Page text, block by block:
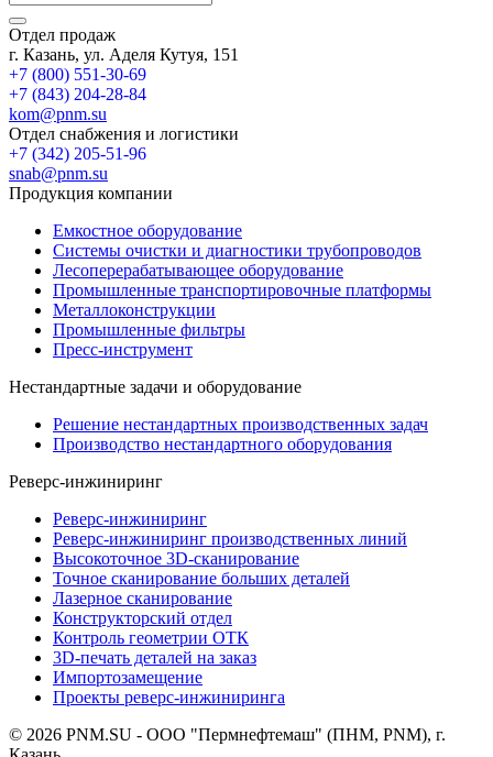
Отдел продаж
г. Казань, ул. Аделя Кутуя, 151
+7 (800) 551-30-69
+7 (843) 204-28-84
kom@pnm.su
Отдел снабжения и логистики
+7 (342) 205-51-96
snab@pnm.su
Продукция компании
Емкостное оборудование
Системы очистки и диагностики трубопроводов
Лесоперерабатывающее оборудование
Промышленные транспортировочные платформы
Металлоконструкции
Промышленные фильтры
Пресс-инструмент
Нестандартные задачи и оборудование
Решение нестандартных производственных задач
Производство нестандартного оборудования
Реверс-инжиниринг
Реверс-инжиниринг
Реверс-инжиниринг производственных линий
Высокоточное 3D-сканирование
Точное сканирование больших деталей
Лазерное сканирование
Конструкторский отдел
Контроль геометрии ОТК
3D-печать деталей на заказ
Импортозамещение
Проекты реверс-инжиниринга
© 2026 PNM.SU - ООО "Пермнефтемаш" (ПНМ, PNM), г.